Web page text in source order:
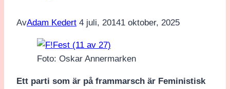
AvAdam Kedert 4 juli, 20141 oktober, 2025
Foto: Oskar Annermarken
Ett parti som är på frammarsch är Feministisk